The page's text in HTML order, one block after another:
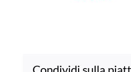
Condividi sulla